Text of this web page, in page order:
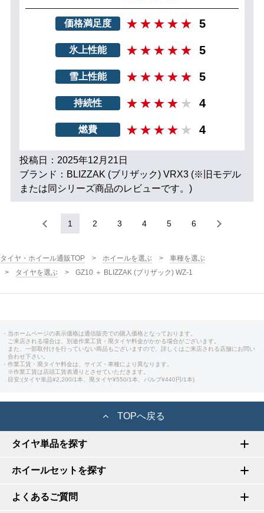
価格満足度 5
氷上性能 5
雪上性能 5
持続性 4
燃費 4
投稿日：2025年12月21日
ブランド：BLIZZAK (ブリザック) VRX3 (※旧モデル
または同シリーズ商品のレビューです。)
1 2 3 4 5 6
タイヤ・ホイール通販TOP ホイールを選ぶ
車種を選ぶ
タイヤを選ぶ
GZ10 ＋ BLIZZAK (ブリザック) WZ-1
・当ホームページの表示価格は通信販売での購入価格となっております。
ご来店される場合は、別途作業工賃・廃タイヤ料金がかかる場合がございます。
また、一部取付けを行っていない商品もございますので、詳しくはご来店される店舗にお問い
合わせ下さい。
・作業工賃・廃タイヤ料金は、サイズ・車種により異なります。
※作業工賃は店頭工賃表通りとさせていただきます。
目安:(タイヤ単品¥2,200/1本、廃タイヤ¥550/1本、バルブ¥440円/1本)
TOPへ戻る
タイヤ単品を探す
ホイールセットを探す
よくあるご質問